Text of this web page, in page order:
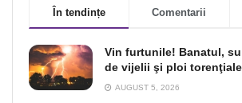
În tendințe Comentarii
Vin furtunile! Banatul,
de vijelii şi ploi torenţiale
AUGUST 5, 2026